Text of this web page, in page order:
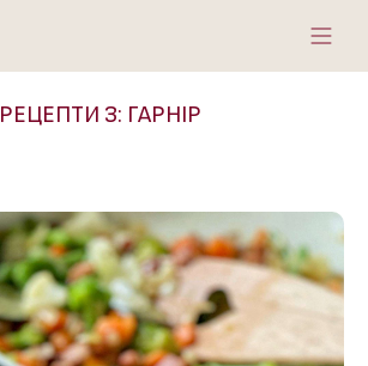
РЕЦЕПТИ З: ГАРНІР